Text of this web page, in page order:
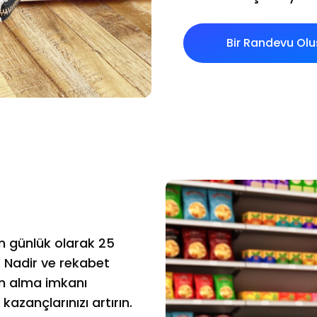
Bir Randevu
günlük olarak 25
Nadir ve rekabet
alma imkanı
artırın.